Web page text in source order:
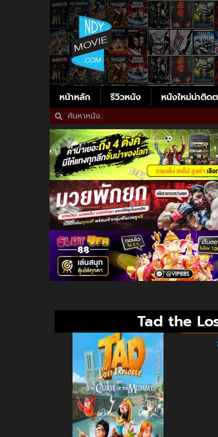
หน้าหลัก รีวิวหนัง หนังใหม่น่าติด
Tad the